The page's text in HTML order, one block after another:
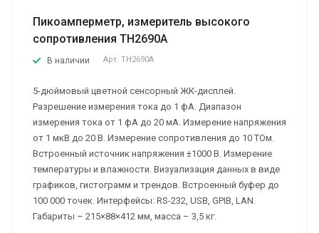
Пикоамперметр, измеритель высокого
сопротивления TH2690A
В наличии Арт. TH2690A
5-дюймовый цветной сенсорный ЖК-дисплей.
Разрешение измерения тока до 1 фА. Диапазон
измерения тока от 1 фА до 20 мА. Измерение напряжения
от 1 мкВ до 20 В. Измерение сопротивления до 10 ТОм.
Встроенный источник напряжения ±1000 В. Измерение
температуры и влажности. Визуализация данных в виде
графиков, гистограмм и трендов. Встроенный буфер до
100 000 точек. Интерфейсы: RS-232, USB, GPIB, LAN.
Габариты – 215×88×412 мм, масса – 3,5 кг.